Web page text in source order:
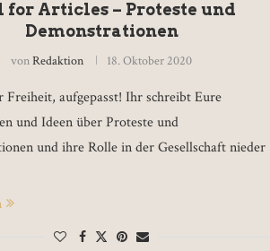
for Articles – Proteste und
Demonstrationen
vonRedaktion 18. Oktober 2020
Freiheit, aufgepasst! Ihr schreibt Eure
und Ideen über Proteste und
und ihre Rolle in der Gesellschaft nieder